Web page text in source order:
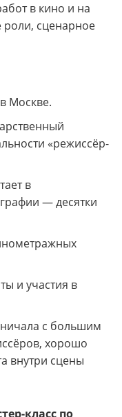
в кино и на
роли, сценарное
Москве.
«режиссёр-
в
— десятки
и участия в
с большим
хорошо
внутри сцены
класс по